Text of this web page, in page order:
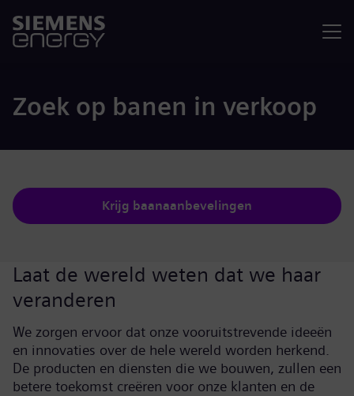
Zoek op banen in verkoop
Krijg baanaanbevelingen
Laat de wereld weten dat we haar
veranderen
We zorgen ervoor dat onze vooruitstrevende ideeën
en innovaties over de hele wereld worden herkend.
De producten en diensten die we bouwen, zullen een
betere toekomst creëren voor onze klanten en de